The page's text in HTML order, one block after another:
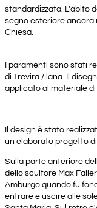
standardizzata. L'abito
segno esteriore ancora
Chiesa.
I paramenti sono stati
di Trevira / lana. Il
applicato al materiale
Il design è stato
un elaborato progetto
Sulla parte anteriore
dello scultore Max
Amburgo quando fu
entrare e uscire alle